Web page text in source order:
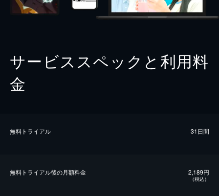
サービススペックと利用料
金
無料トライアル 31日間
無料トライアル後の⽉額料金 2,189円
（税込）